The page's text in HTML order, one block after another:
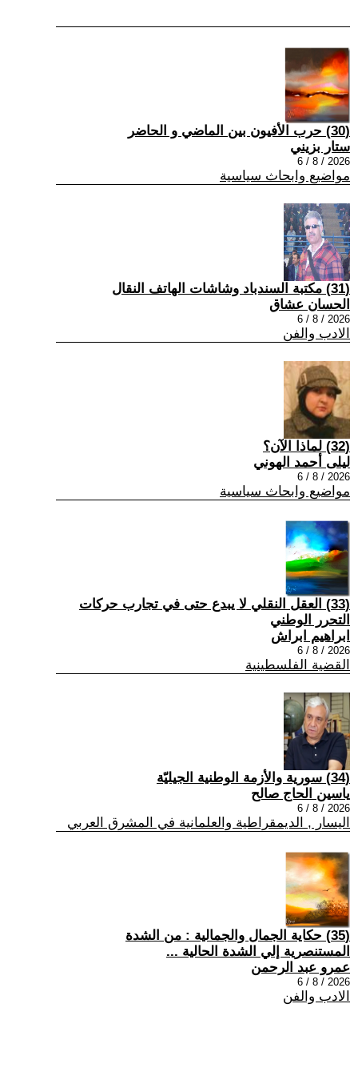
(30) حرب الأفيون بين الماضي و الحاضر
ستار بزيني
2026 / 8 / 6
مواضيع وابحاث سياسية
(31) مكتبة السندباد وشاشات الهاتف النقال
الحسان عشاق
2026 / 8 / 6
الادب والفن
(32) لماذا الآن؟
ليلى أحمد الهوني
2026 / 8 / 6
مواضيع وابحاث سياسية
(33) العقل النقلي لا يبدع حتى في تجارب حركات
التحرر الوطني
ابراهيم ابراش
2026 / 8 / 6
القضية الفلسطينية
(34) سورية والأزمة الوطنية الجيليّة
ياسين الحاج صالح
2026 / 8 / 6
اليسار , الديمقراطية والعلمانية في المشرق العربي
(35) حكاية الجمال والجمالية : من الشدة
المستنصرية إلي الشدة الحالية ...
عمرو عبد الرحمن
2026 / 8 / 6
الادب والفن